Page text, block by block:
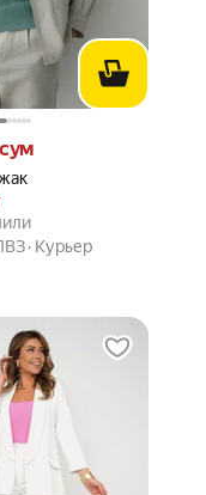
вместо
из 5
Курьер